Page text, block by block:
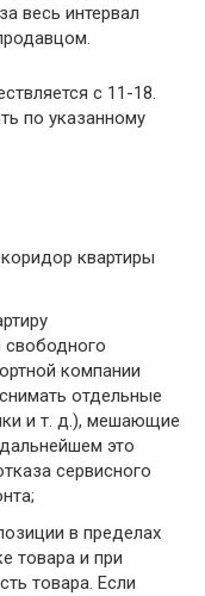
весь интервал
с 11-18.
по указанному
квартиры
свободного
компании
отдельные
и т. д.), мешающие
это
сервисного
в пределах
товара и при
товара. Если